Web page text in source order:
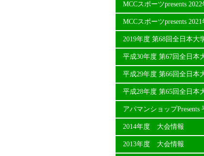
MCCスポーツpresents
MCCスポーツpresents
2019年度 第68回全日本大
平成30年度 第67回全日本
平成29年度 第66回全日本
平成28年度 第65回全日本
アパマンショップ
2014年度 大会情報
2013年度 大会情報